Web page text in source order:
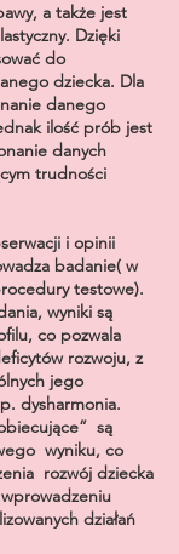
a także jest
Dzięki
do
dziecka. Dla
danego
ilość prób jest
danych
trudności
i opinii
badanie( w
testowe).
wyniki są
co pozwala
rozwoju, z
jego
dysharmonia.
są
wyniku, co
rozwój dziecka
działań